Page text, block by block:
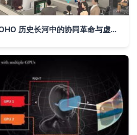
从烽火戏诸侯到云楼SOHO 历史长河中的协同革命与虚拟现实的未来展望